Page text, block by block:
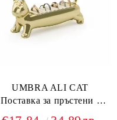
UMBRA ALI CAT
Поставка за пръстени -